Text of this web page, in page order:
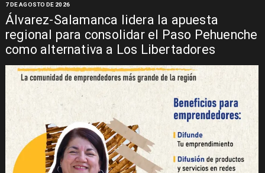
Álvarez-Salamanca lidera la apuesta
regional para consolidar el Paso Pehuenche
como alternativa a Los Libertadores
7 DE AGOSTO DE 2026